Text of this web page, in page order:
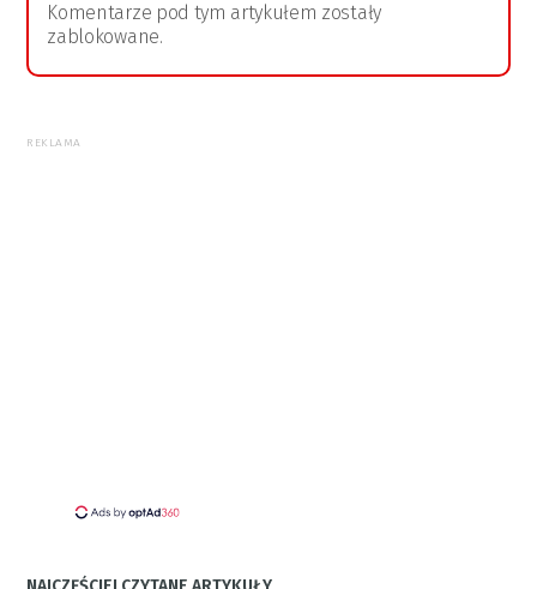
Komentarze pod tym artykułem zostały
zablokowane.
REKLAMA